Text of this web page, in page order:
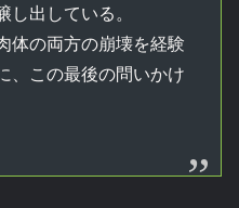
出している。
体の両方の崩壊を経験
、この最後の問いかけ